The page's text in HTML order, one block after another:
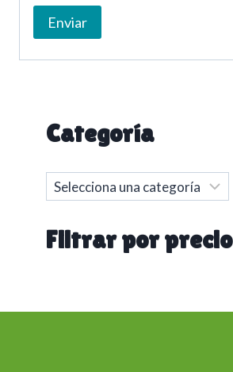
Categoría
Selecciona
una
Filtrar por precio